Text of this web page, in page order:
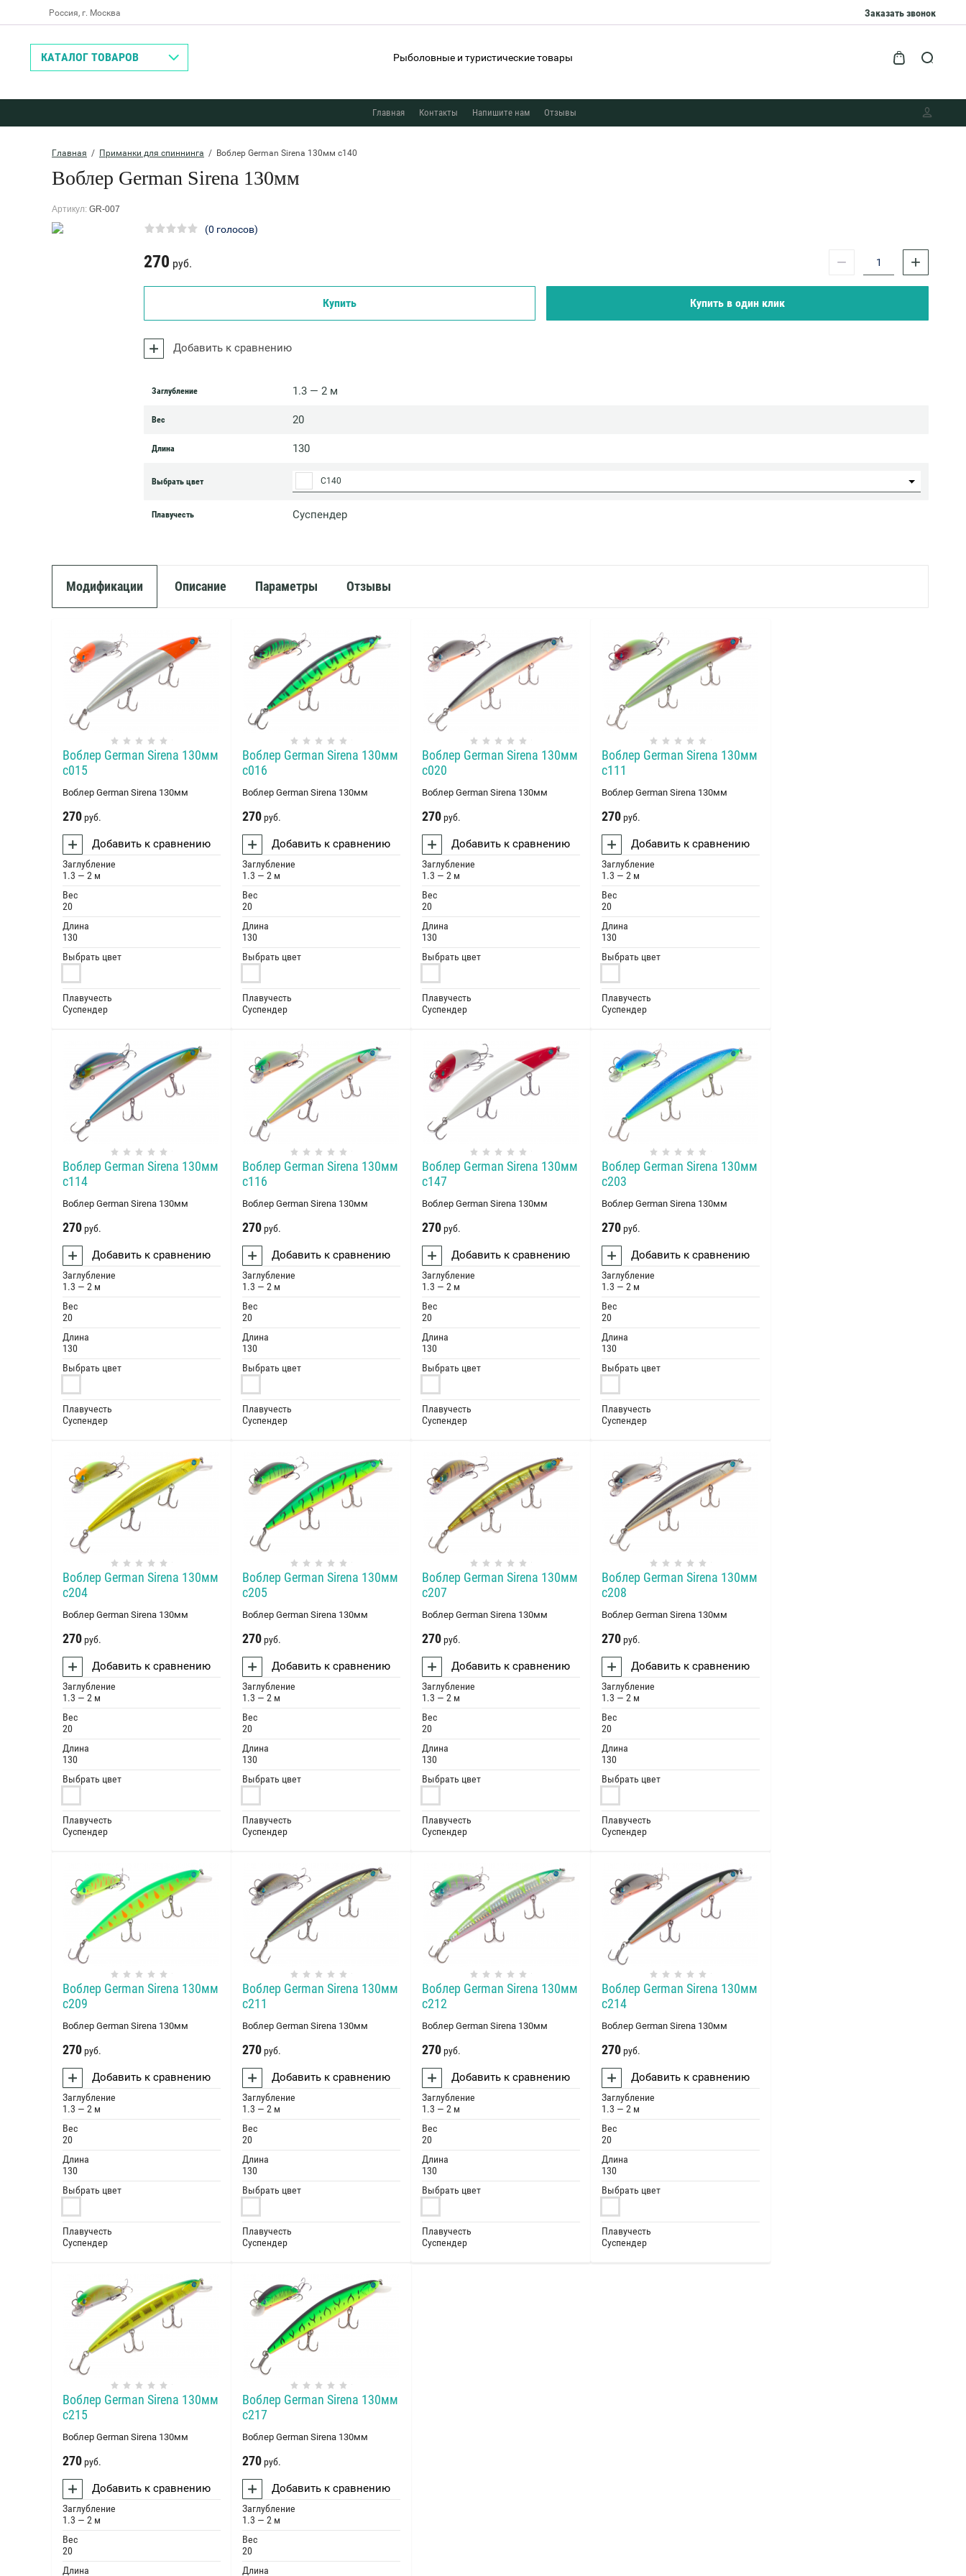
Назад
Россия, г. Москва Заказать звонок
КАТАЛОГ ТОВАРОВ Рыболовные и туристические товары
Главная Контакты Напишите нам Отзывы
Главная
  /
Приманки для спиннинга
  /  Воблер German Sirena 130мм c140
Воблер German Sirena 130мм
Артикул: GR-007
(0 голосов)
270 руб. − +
Купить Купить в один клик
Добавить к сравнению
Заглубление 1.3 — 2 м
Вес 20
Длина 130
Выбрать цвет C140
Плавучесть Суспендер
Модификации Описание Параметры Отзывы
Воблер German Sirena 130мм
c015
Воблер German Sirena 130мм
270 руб.
Добавить к сравнению
Заглубление
1.3 — 2 м
Вес
20
Длина
130
Выбрать цвет
Плавучесть
Суспендер
Воблер German Sirena 130мм
c016
Воблер German Sirena 130мм
270 руб.
Добавить к сравнению
Заглубление
1.3 — 2 м
Вес
20
Длина
130
Выбрать цвет
Плавучесть
Суспендер
Воблер German Sirena 130мм
c020
Воблер German Sirena 130мм
270 руб.
Добавить к сравнению
Заглубление
1.3 — 2 м
Вес
20
Длина
130
Выбрать цвет
Плавучесть
Суспендер
Воблер German Sirena 130мм
c111
Воблер German Sirena 130мм
270 руб.
Добавить к сравнению
Заглубление
1.3 — 2 м
Вес
20
Длина
130
Выбрать цвет
Плавучесть
Суспендер
Воблер German Sirena 130мм
c114
Воблер German Sirena 130мм
270 руб.
Добавить к сравнению
Заглубление
1.3 — 2 м
Вес
20
Длина
130
Выбрать цвет
Плавучесть
Суспендер
Воблер German Sirena 130мм
c116
Воблер German Sirena 130мм
270 руб.
Добавить к сравнению
Заглубление
1.3 — 2 м
Вес
20
Длина
130
Выбрать цвет
Плавучесть
Суспендер
Воблер German Sirena 130мм
c147
Воблер German Sirena 130мм
270 руб.
Добавить к сравнению
Заглубление
1.3 — 2 м
Вес
20
Длина
130
Выбрать цвет
Плавучесть
Суспендер
Воблер German Sirena 130мм
c203
Воблер German Sirena 130мм
270 руб.
Добавить к сравнению
Заглубление
1.3 — 2 м
Вес
20
Длина
130
Выбрать цвет
Плавучесть
Суспендер
Воблер German Sirena 130мм
c204
Воблер German Sirena 130мм
270 руб.
Добавить к сравнению
Заглубление
1.3 — 2 м
Вес
20
Длина
130
Выбрать цвет
Плавучесть
Суспендер
Воблер German Sirena 130мм
c205
Воблер German Sirena 130мм
270 руб.
Добавить к сравнению
Заглубление
1.3 — 2 м
Вес
20
Длина
130
Выбрать цвет
Плавучесть
Суспендер
Воблер German Sirena 130мм
c207
Воблер German Sirena 130мм
270 руб.
Добавить к сравнению
Заглубление
1.3 — 2 м
Вес
20
Длина
130
Выбрать цвет
Плавучесть
Суспендер
Воблер German Sirena 130мм
c208
Воблер German Sirena 130мм
270 руб.
Добавить к сравнению
Заглубление
1.3 — 2 м
Вес
20
Длина
130
Выбрать цвет
Плавучесть
Суспендер
Воблер German Sirena 130мм
c209
Воблер German Sirena 130мм
270 руб.
Добавить к сравнению
Заглубление
1.3 — 2 м
Вес
20
Длина
130
Выбрать цвет
Плавучесть
Суспендер
Воблер German Sirena 130мм
c211
Воблер German Sirena 130мм
270 руб.
Добавить к сравнению
Заглубление
1.3 — 2 м
Вес
20
Длина
130
Выбрать цвет
Плавучесть
Суспендер
Воблер German Sirena 130мм
c212
Воблер German Sirena 130мм
270 руб.
Добавить к сравнению
Заглубление
1.3 — 2 м
Вес
20
Длина
130
Выбрать цвет
Плавучесть
Суспендер
Воблер German Sirena 130мм
c214
Воблер German Sirena 130мм
270 руб.
Добавить к сравнению
Заглубление
1.3 — 2 м
Вес
20
Длина
130
Выбрать цвет
Плавучесть
Суспендер
Воблер German Sirena 130мм
c215
Воблер German Sirena 130мм
270 руб.
Добавить к сравнению
Заглубление
1.3 — 2 м
Вес
20
Длина
Воблер German Sirena 130мм
c217
Воблер German Sirena 130мм
270 руб.
Добавить к сравнению
Заглубление
1.3 — 2 м
Вес
20
Длина